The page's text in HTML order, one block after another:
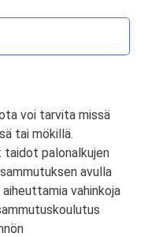
voi tarvita missä
tai mökillä.
taidot palonalkujen
avulla
vahinkoja